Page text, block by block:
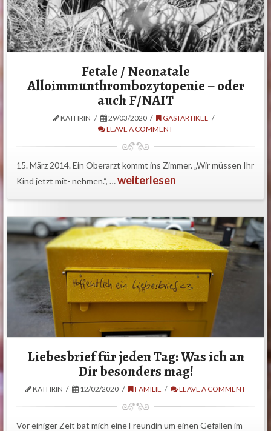
Fetale / Neonatale
Alloimmunthrombozytopenie – oder
auch F/NAIT
KATHRIN 29/03/2020
GASTARTIKEL
LEAVE A COMMENT
15. März 2014. Ein Oberarzt kommt ins Zimmer. „Wir müssen Ihr
Kind jetzt mit- nehmen.“, …weiterlesen
Liebesbrief für jeden Tag: Was ich an
Dir besonders mag!
KATHRIN 12/02/2020 FAMILIE LEAVE A COMMENT
Vor einiger Zeit bat mich eine Freundin um einen Gefallen im